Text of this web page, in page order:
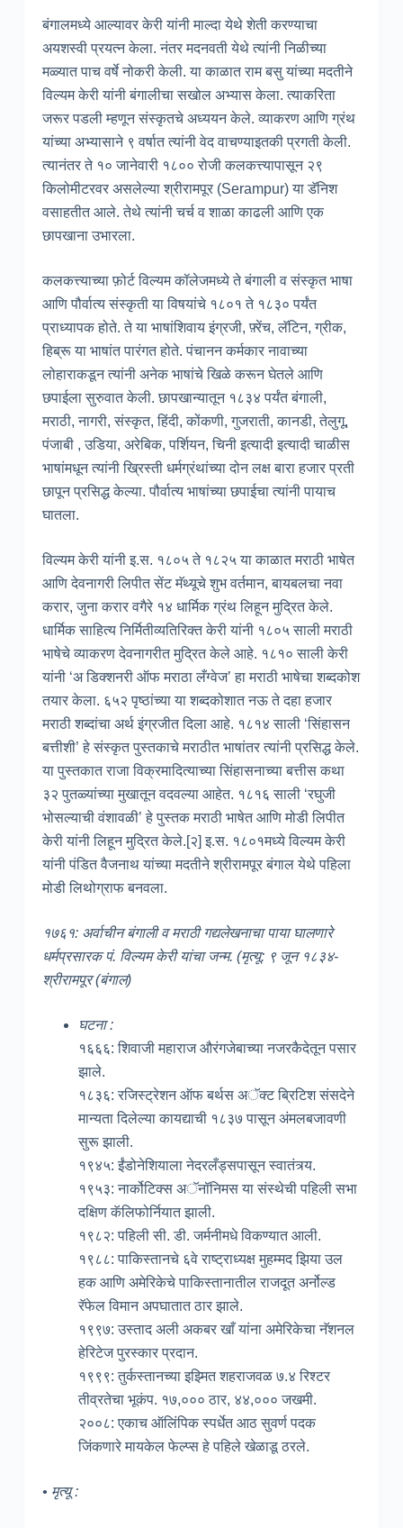
बंगालमध्ये आल्यावर केरी यांनी माल्दा येथे शेती करण्याचा
अयशस्वी प्रयत्न केला. नंतर मदनवती येथे त्यांनी निळीच्या
मळ्यात पाच वर्षे नोकरी केली. या काळात राम बसु यांच्या मदतीने
विल्यम केरी यांनी बंगालीचा सखोल अभ्यास केला. त्याकरिता
जरूर पडली म्हणून संस्कृतचे अध्ययन केले. व्याकरण आणि ग्रंथ
यांच्या अभ्यासाने ९ वर्षात त्यांनी वेद वाचण्याइतकी प्रगती केली.
त्यानंतर ते १० जानेवारी १८०० रोजी कलकत्त्यापासून २९
किलोमीटरवर असलेल्या श्रीरामपूर (Serampur) या डॅनिश
वसाहतीत आले. तेथे त्यांनी चर्च व शाळा काढली आणि एक
छापखाना उभारला.
कलकत्त्याच्या फ़ोर्ट विल्यम कॉलेजमध्ये ते बंगाली व संस्कृत भाषा
आणि पौर्वात्य संस्कृती या विषयांचे १८०१ ते १८३० पर्यंत
प्राध्यापक होते. ते या भाषांशिवाय इंग्रजी, फ़्रेंच, लॅटिन, ग्रीक,
हिब्रू या भाषांत पारंगत होते. पंचानन कर्मकार नावाच्या
लोहाराकडून त्यांनी अनेक भाषांचे खिळे करून घेतले आणि
छपाईला सुरुवात केली. छापखान्यातून १८३४ पर्यंत बंगाली,
मराठी, नागरी, संस्कृत, हिंदी, कोंकणी, गुजराती, कानडी, तेलुगू,
पंजाबी , उडिया, अरेबिक, पर्शियन, चिनी इत्यादी इत्यादी चाळीस
भाषांमधून त्यांनी ख्रिस्ती धर्मग्रंथांच्या दोन लक्ष बारा हजार प्रती
छापून प्रसिद्ध केल्या. पौर्वात्य भाषांच्या छपाईचा त्यांनी पायाच
घातला.
विल्यम केरी यांनी इ.स. १८०५ ते १८२५ या काळात मराठी भाषेत
आणि देवनागरी लिपीत सेंट मॅथ्यूचे शुभ वर्तमान, बायबलचा नवा
करार, जुना करार वगैरे १४ धार्मिक ग्रंथ लिहून मुद्रित केले.
धार्मिक साहित्य निर्मितीव्यतिरिक्त केरी यांनी १८०५ साली मराठी
भाषेचे व्याकरण देवनागरीत मुद्रित केले आहे. १८१० साली केरी
यांनी ‘अ डिक्शनरी ऑफ मराठा लँग्वेज’ हा मराठी भाषेचा शब्दकोश
तयार केला. ६५२ पृष्ठांच्या या शब्दकोशात नऊ ते दहा हजार
मराठी शब्दांचा अर्थ इंग्रजीत दिला आहे. १८१४ साली ‘सिंहासन
बत्तीशी’ हे संस्कृत पुस्तकाचे मराठीत भाषांतर त्यांनी प्रसिद्ध केले.
या पुस्तकात राजा विक्रमादित्याच्या सिंहासनाच्या बत्तीस कथा
३२ पुतळ्यांच्या मुखातून वदवल्या आहेत. १८१६ साली ‘रघुजी
भोसल्याची वंशावळी’ हे पुस्तक मराठी भाषेत आणि मोडी लिपीत
केरी यांनी लिहून मुद्रित केले.[२] इ.स. १८०१मध्ये विल्यम केरी
यांनी पंडित वैजनाथ यांच्या मदतीने श्रीरामपूर बंगाल येथे पहिला
मोडी लिथोग्राफ बनवला.
१७६१: अर्वाचीन बंगाली व मराठी गद्यलेखनाचा पाया घालणारे
धर्मप्रसारक पं. विल्यम केरी यांचा जन्म. (मृत्यू: ९ जून १८३४-
श्रीरामपूर (बंगाल)
घटना :
१६६६: शिवाजी महाराज औरंगजेबाच्या नजरकैदेतून पसार
झाले.
१८३६: रजिस्ट्रेशन ऑफ बर्थस अॅक्ट ब्रिटिश संसदेने
मान्यता दिलेल्या कायद्याची १८३७ पासून अंमलबजावणी
सुरू झाली.
१९४५: ईंडोनेशियाला नेदरलँड्सपासून स्वातंत्र्य.
१९५३: नार्कोटिक्स अॅनॉनिमस या संस्थेची पहिली सभा
दक्षिण कॅलिफोर्नियात झाली.
१९८२: पहिली सी. डी. जर्मनीमधे विकण्यात आली.
१९८८: पाकिस्तानचे ६वे राष्ट्राध्यक्ष मुहम्मद झिया उल
हक आणि अमेरिकेचे पाकिस्तानातील राजदूत अर्नोल्ड
रॅफेल विमान अपघातात ठार झाले.
१९९७: उस्ताद अली अकबर खाँ यांना अमेरिकेचा नॅशनल
हेरिटेज पुरस्कार प्रदान.
१९९९: तुर्कस्तानच्या इझ्मित शहराजवळ ७.४ रिश्टर
तीव्रतेचा भूकंप. १७,००० ठार, ४४,००० जखमी.
२००८: एकाच ऑलिंपिक स्पर्धेत आठ सुवर्ण पदक
जिंकणारे मायकेल फेल्प्स हे पहिले खेळाडू ठरले.
• मृत्यू :